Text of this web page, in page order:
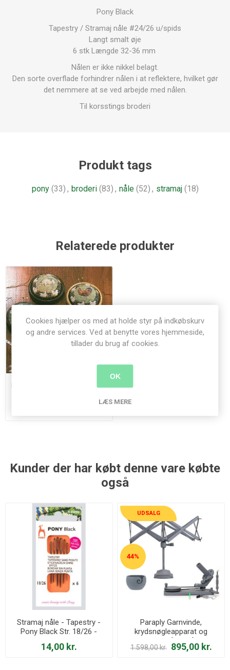
Pony Black
Tapestry / Stramaj nåle #24/26 u/spids
Langt smalt øje
6 stk Længde 32-36 mm
Nålen er ikke nikkel belagt.
Den sorte overflade forhindrer nålen i at reflektere, hvilket gør
det nemmere at se ved arbejde med nålen.
Til korsstings broderi
Produkt tags
pony (33) , broderi (83) , nåle (52) , stramaj (18)
Relaterede produkter
Nålepude broderier og baser
Kunder der har købt denne vare købte
også
Stramaj nåle - Tapestry -
Pony Black Str. 18/26 -
05896
14,00 kr.
UDSALG
44%
Paraply Garnvinde,
krydsnøgleapparat og
garnskål - Grå
1.598,00 kr. 895,00 kr.
Cookies hjælper os med at holde styr på indkøbskurv
og andre services. Ved at benytte vores hjemmeside,
tillader du brug af cookies.
OK
LÆS MERE